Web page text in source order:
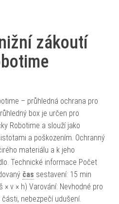
zákoutí
Kč.
– průhledná ochrana pro
box je určen pro
Robotime a slouží jako
a poškozením. Ochranný
materiálu a k jeho
Technické informace Počet
čas sestavení: 15 min
× v × h) Varování: Nevhodné pro
nebezpečí udušení.